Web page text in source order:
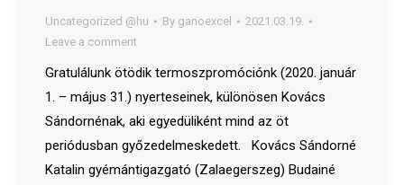
Uncategorized @hu By ganoexcel
2021.03.19.
Leave a comment
Gratulálunk ötödik termoszpromóciónk (2020. január
1. – május 31.) nyerteseinek, különösen Kovács
Sándornénak, aki egyedüliként mind az öt
periódusban győzedelmeskedett. Kovács Sándorné
Katalin gyémántigazgató (Zalaegerszeg) Budainé